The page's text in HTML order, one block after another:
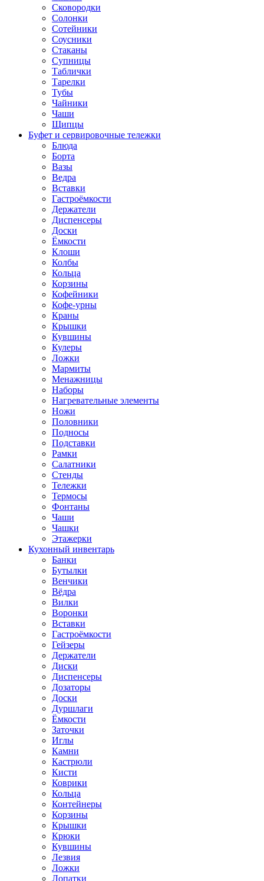
Сковородки
Солонки
Сотейники
Соусники
Стаканы
Супницы
Таблички
Тарелки
Тубы
Чайники
Чаши
Щипцы
Буфет и сервировочные тележки
Блюда
Борта
Вазы
Ведра
Вставки
Гастроёмкости
Держатели
Диспенсеры
Доски
Ёмкости
Клоши
Колбы
Кольца
Корзины
Кофейники
Кофе-урны
Краны
Крышки
Кувшины
Кулеры
Ложки
Мармиты
Менажницы
Наборы
Нагревательные элементы
Ножи
Половники
Подносы
Подставки
Рамки
Салатники
Стенды
Тележки
Термосы
Фонтаны
Чаши
Чашки
Этажерки
Кухонный инвентарь
Банки
Бутылки
Венчики
Вёдра
Вилки
Воронки
Вставки
Гастроёмкости
Гейзеры
Держатели
Диски
Диспенсеры
Дозаторы
Доски
Дуршлаги
Ёмкости
Заточки
Иглы
Камни
Кастрюли
Кисти
Коврики
Кольца
Контейнеры
Корзины
Крышки
Крюки
Кувшины
Лезвия
Ложки
Лопатки